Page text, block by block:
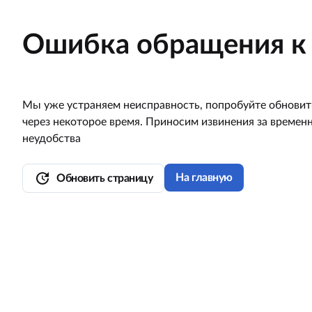
Ошибка обращения к
Мы уже устраняем неисправность, попробуйте
через некоторое время. Приносим извинения за
неудобства
update Обновить страницу На главную